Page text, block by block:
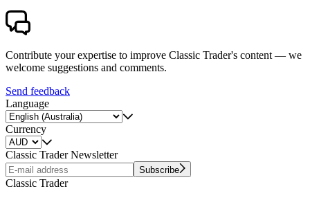
Contribute your expertise to improve Classic Trader's content — we
welcome suggestions and comments.
Send feedback
Language
Currency
Classic Trader Newsletter
Subscribe
Classic Trader